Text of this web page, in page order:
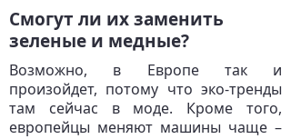
Смогут ли их заменить
зеленые и медные?
Возможно, в Европе так и
произойдет, потому что эко-тренды
там сейчас в моде. Кроме того,
европейцы меняют машины чаще –